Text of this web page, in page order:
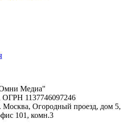
Медиа"
1137746097246
Москва, Огородный проезд, дом 5,
101, комн.3